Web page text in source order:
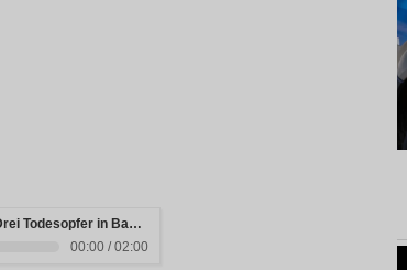
Fahrzeug stürzt nach Autobahnabgang auf Gleise: Drei Todesopfer in Bayern
00:00 / 02:00